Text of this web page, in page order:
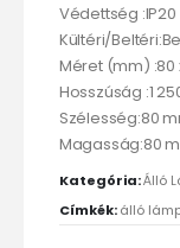
Védettség :IP20
Kültéri/
Méret (mm) :80
Hosszúság :1
Szélesség:80
Magasság:80
Kategória:Álló
Címkék:álló